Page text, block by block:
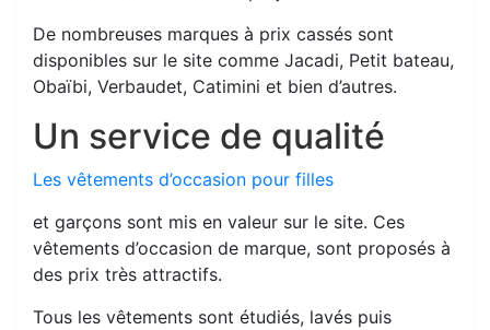
De nombreuses marques à prix cassés sont
disponibles sur le site comme Jacadi, Petit bateau,
Obaïbi, Verbaudet, Catimini et bien d’autres.
Un service de qualité
Les vêtements d’occasion pour filles
et garçons sont mis en valeur sur le site. Ces
vêtements d’occasion de marque, sont proposés à
des prix très attractifs.
Tous les vêtements sont étudiés, lavés puis